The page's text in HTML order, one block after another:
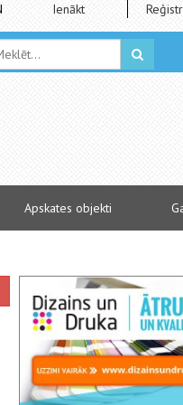
Ienākt
Apskates objekti